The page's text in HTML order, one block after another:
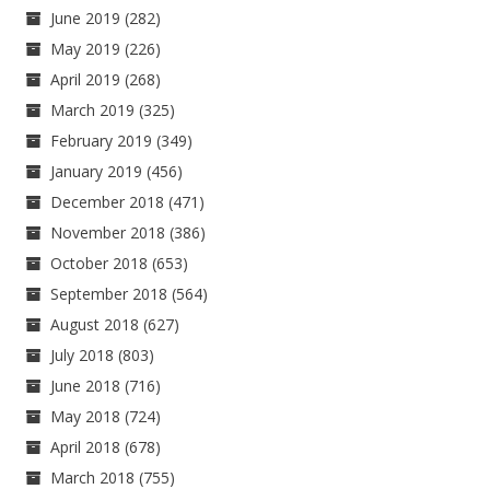
June 2019 (282)
May 2019 (226)
April 2019 (268)
March 2019 (325)
February 2019 (349)
January 2019 (456)
December 2018 (471)
November 2018 (386)
October 2018 (653)
September 2018 (564)
August 2018 (627)
July 2018 (803)
June 2018 (716)
May 2018 (724)
April 2018 (678)
March 2018 (755)